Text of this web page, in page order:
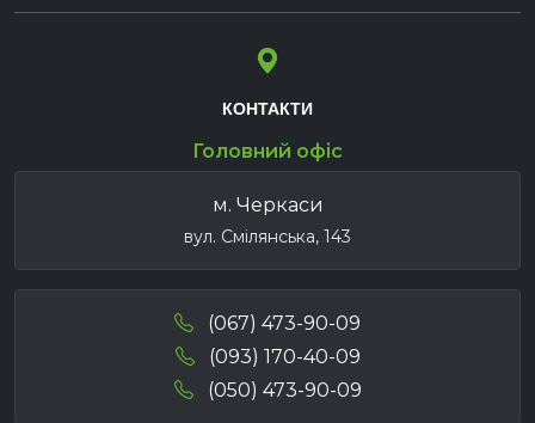
КОНТАКТИ
Головний офіс
м. Черкаси
вул. Смілянська, 143
(067) 473-90-09
(093) 170-40-09
(050) 473-90-09